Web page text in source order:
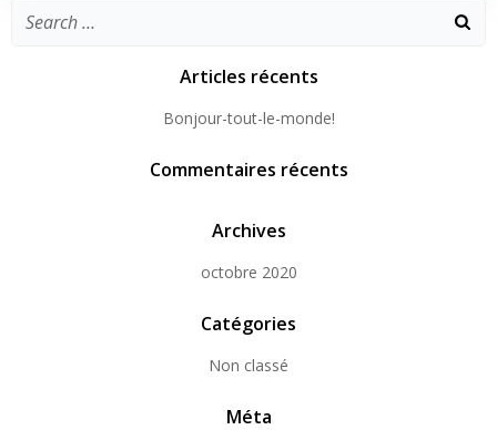
Articles récents
Bonjour-tout-le-monde!
Commentaires récents
Archives
octobre 2020
Catégories
Non classé
Méta